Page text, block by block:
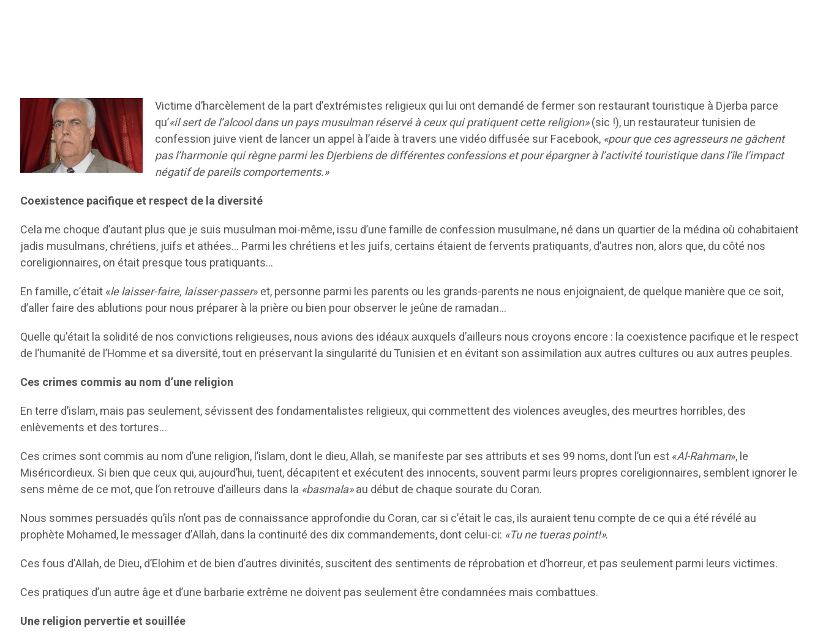
Victime d’harcèlement de la part d’extrémistes religieux qui lui ont demandé de fermer son restaurant touristique à Djerba parce
qu’«il sert de l’alcool dans un pays musulman réservé à ceux qui pratiquent cette religion»(sic !), un restaurateur tunisien de
confession juive vient de lancer un appel à l’aide à travers une vidéo diffusée sur Facebook, «pour que ces agresseurs ne gâchent
pas l’harmonie qui règne parmi les Djerbiens de différentes confessions et pour épargner à l’activité touristique dans l’île l’impact
négatif de pareils comportements.»
Coexistence pacifique et respect de la diversité
Cela me choque d’autant plus que je suis musulman moi-même, issu d’une famille de confession musulmane, né dans un quartier de la médina où cohabitaient
jadis musulmans, chrétiens, juifs et athées… Parmi les chrétiens et les juifs, certains étaient de fervents pratiquants, d’autres non, alors que, du côté nos
coreligionnaires, on était presque tous pratiquants…
En famille, c’était «le laisser-faire, laisser-passer» et, personne parmi les parents ou les grands-parents ne nous enjoignaient, de quelque manière que ce soit,
d’aller faire des ablutions pour nous préparer à la prière ou bien pour observer le jeûne de ramadan…
Quelle qu’était la solidité de nos convictions religieuses, nous avions des idéaux auxquels d’ailleurs nous croyons encore : la coexistence pacifique et le respect
de l’humanité de l’Homme et sa diversité, tout en préservant la singularité du Tunisien et en évitant son assimilation aux autres cultures ou aux autres peuples.
Ces crimes commis au nom d’une religion
En terre d’islam, mais pas seulement, sévissent des fondamentalistes religieux, qui commettent des violences aveugles, des meurtres horribles, des
enlèvements et des tortures…
Ces crimes sont commis au nom d’une religion, l’islam, dont le dieu, Allah, se manifeste par ses attributs et ses 99 noms, dont l’un est «Al-Rahman», le
Miséricordieux. Si bien que ceux qui, aujourd’hui, tuent, décapitent et exécutent des innocents, souvent parmi leurs propres coreligionnaires, semblent ignorer le
sens même de ce mot, que l’on retrouve d’ailleurs dans la «basmala»au début de chaque sourate du Coran.
Nous sommes persuadés qu’ils n’ont pas de connaissance approfondie du Coran, car si c’était le cas, ils auraient tenu compte de ce qui a été révélé au
prophète Mohamed, le messager d’Allah, dans la continuité des dix commandements, dont celui-ci: «Tu ne tueras point!».
Ces fous d’Allah, de Dieu, d’Elohim et de bien d’autres divinités, suscitent des sentiments de réprobation et d’horreur, et pas seulement parmi leurs victimes.
Ces pratiques d’un autre âge et d’une barbarie extrême ne doivent pas seulement être condamnées mais combattues.
Une religion pervertie et souillée